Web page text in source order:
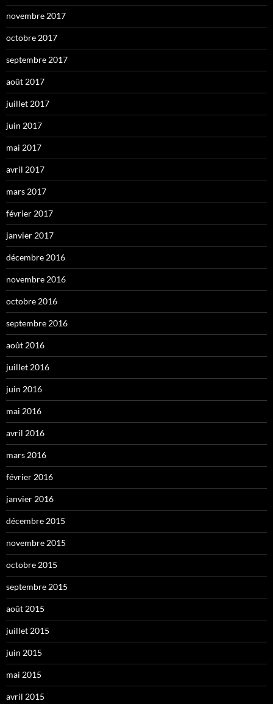
novembre 2017
octobre 2017
septembre 2017
août 2017
juillet 2017
juin 2017
mai 2017
avril 2017
mars 2017
février 2017
janvier 2017
décembre 2016
novembre 2016
octobre 2016
septembre 2016
août 2016
juillet 2016
juin 2016
mai 2016
avril 2016
mars 2016
février 2016
janvier 2016
décembre 2015
novembre 2015
octobre 2015
septembre 2015
août 2015
juillet 2015
juin 2015
mai 2015
avril 2015